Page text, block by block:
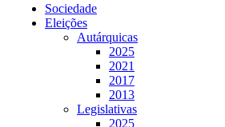
Sociedade
Eleições
Autárquicas
2025
2021
2017
2013
Legislativas
2025